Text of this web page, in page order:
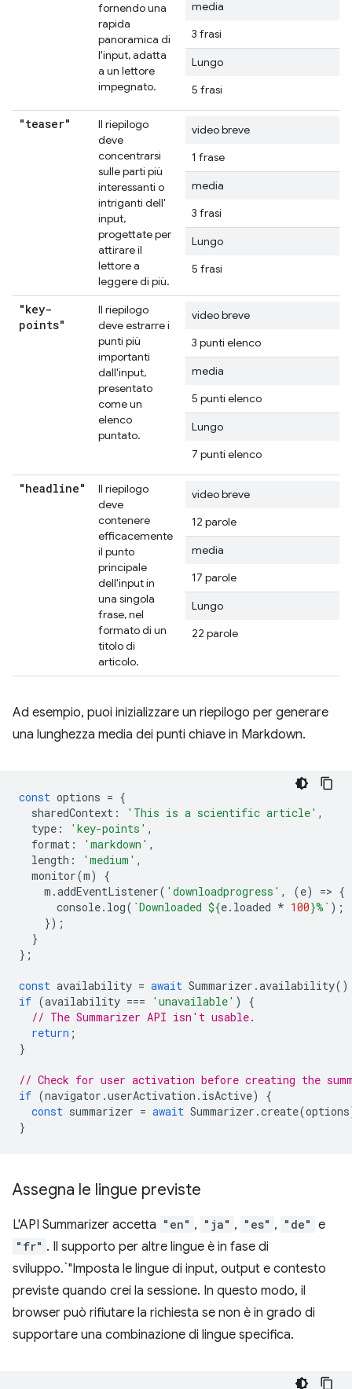
fornendo una
rapida
panoramica di
l'input, adatta
a un lettore
impegnato.
media
3 frasi
Lungo
5 frasi
"teaser"
Il riepilogo
deve
concentrarsi
sulle parti più
interessanti o
intriganti dell'
input,
progettate per
attirare il
lettore a
leggere di più.
video breve
1 frase
media
3 frasi
Lungo
5 frasi
"key-
points"
Il riepilogo
deve estrarre i
punti più
importanti
dall'input,
presentato
come un
elenco
puntato.
video breve
3 punti elenco
media
5 punti elenco
Lungo
7 punti elenco
"headline"
Il riepilogo
deve
contenere
efficacemente
il punto
principale
dell'input in
una singola
frase, nel
formato di un
titolo di
articolo.
video breve
12 parole
media
17 parole
Lungo
22 parole
Ad esempio, puoi inizializzare un riepilogo per generare
una lunghezza media dei punti chiave in Markdown.
const options = {
sharedContext : 'This is a scientific article' ,
type : 'key-points' ,
format : 'markdown' ,
length : 'medium' ,
monitor(m)
{
m .addEventListener( 'downloadprogress' , (e) => {
console. log( `Downloaded ${e. loaded * 100}%` );
});
}
};
const availability = await Summarizer .availability
if (availability === 'unavailable' )
{
// The Summarizer API isn't usable.
return ;
}
// Check for user activation before creating the
if (navigator .userActivation . isActive)
{
const summarizer = await Summarizer .create(options
}
Assegna le lingue previste
L'API Summarizer accetta "en" , "ja" , "es" , "de" e
"fr" . Il supporto per altre lingue è in fase di
sviluppo.`"Imposta le lingue di input, output e contesto
previste quando crei la sessione. In questo modo, il
browser può rifiutare la richiesta se non è in grado di
supportare una combinazione di lingue specifica.